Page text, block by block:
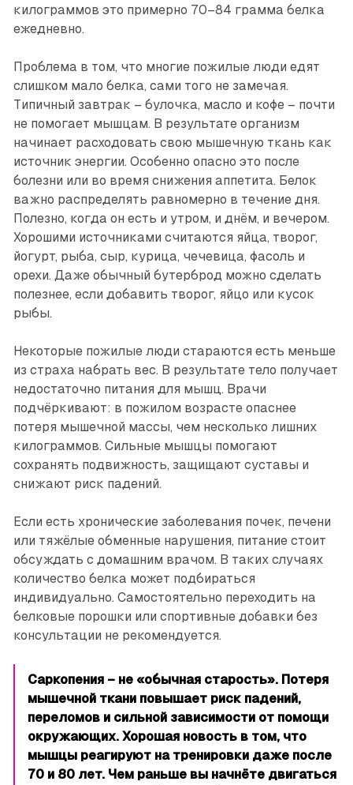
килограммов это примерно 70–84 грамма белка
ежедневно.
Проблема в том, что многие пожилые люди едят
слишком мало белка, сами того не замечая.
Типичный завтрак – булочка, масло и кофе – почти
не помогает мышцам. В результате организм
начинает расходовать свою мышечную ткань как
источник энергии. Особенно опасно это после
болезни или во время снижения аппетита. Белок
важно распределять равномерно в течение дня.
Полезно, когда он есть и утром, и днём, и вечером.
Хорошими источниками считаются яйца, творог,
йогурт, рыба, сыр, курица, чечевица, фасоль и
орехи. Даже обычный бутерброд можно сделать
полезнее, если добавить творог, яйцо или кусок
рыбы.
Некоторые пожилые люди стараются есть меньше
из страха набрать вес. В результате тело получает
недостаточно питания для мышц. Врачи
подчёркивают: в пожилом возрасте опаснее
потеря мышечной массы, чем несколько лишних
килограммов. Сильные мышцы помогают
сохранять подвижность, защищают суставы и
снижают риск падений.
Если есть хронические заболевания почек, печени
или тяжёлые обменные нарушения, питание стоит
обсуждать с домашним врачом. В таких случаях
количество белка может подбираться
индивидуально. Самостоятельно переходить на
белковые порошки или спортивные добавки без
консультации не рекомендуется.
Саркопения – не «обычная старость». Потеря
мышечной ткани повышает риск падений,
переломов и сильной зависимости от помощи
окружающих. Хорошая новость в том, что
мышцы реагируют на тренировки даже после
70 и 80 лет. Чем раньше вы начнёте двигаться